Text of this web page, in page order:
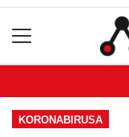
KORONABIRUSA